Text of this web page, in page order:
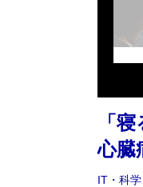
「
心臓
IT・科学